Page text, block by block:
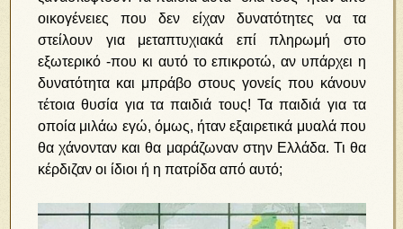
οικογένειες που δεν είχαν δυνατότητες να τα
στείλουν για μεταπτυχιακά επί πληρωμή στο
εξωτερικό -που κι αυτό το επικροτώ, αν υπάρχει η
δυνατότητα και μπράβο στους γονείς που κάνουν
τέτοια θυσία για τα παιδιά τους! Τα παιδιά για τα
οποία μιλάω εγώ, όμως, ήταν εξαιρετικά μυαλά που
θα χάνονταν και θα μαράζωναν στην Ελλάδα. Τι θα
κέρδιζαν οι ίδιοι ή η πατρίδα από αυτό;